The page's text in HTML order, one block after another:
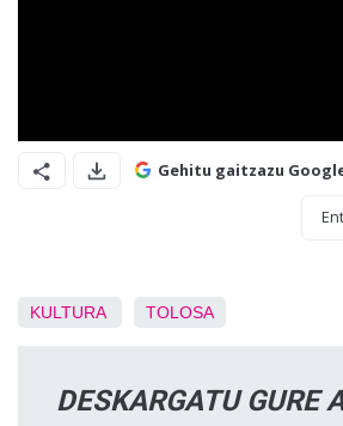
Gehitu gaitzazu
KULTURA TOLOSA
DESKARGATU GURE